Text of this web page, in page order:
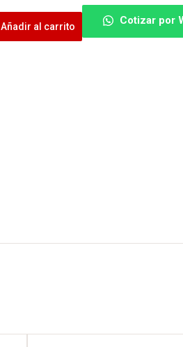
Añadir al carrito Cotizar por